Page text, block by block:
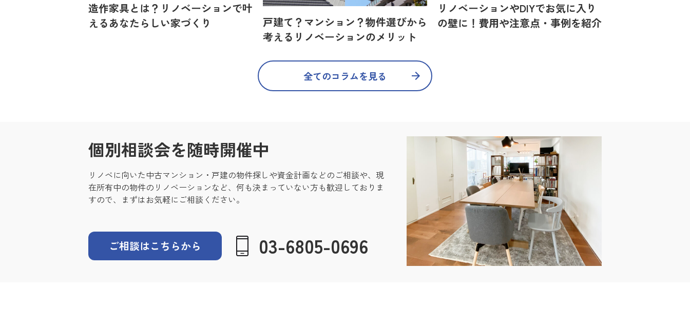
造作家具とは？リノベーションで叶
えるあなたらしい家づくり
戸建て？マンション？物件選びから
考えるリノベーションのメリット
リノベーションやDIYでお気に入り
の壁に！費用や注意点・事例を紹介
全てのコラムを見る
個別相談会を随時開催中
リノベに向いた中古マンション・戸建の物件探しや資金計画などのご相談や、現
在所有中の物件のリノベーションなど、何も決まっていない方も歓迎しておりま
すので、まずはお気軽にご相談ください。
ご相談はこちらから 03-6805-0696